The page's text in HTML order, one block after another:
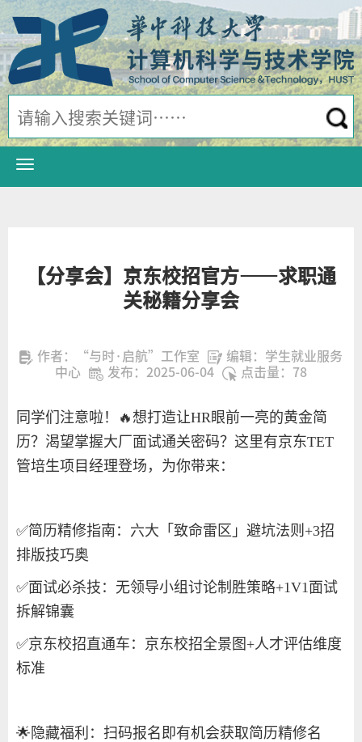
【分享会】京东校招官方——求职通
关秘籍分享会
作者：“与时·启航”工作室
编辑：学生就业服务
中心
发布：2025-06-04 点击量： 78
同学们注意啦！ 🔥想打造让HR眼前一亮的黄金简
历？渴望掌握大厂面试通关密码？这里有京东TET
管培生项目经理登场，为你带来：
✅简历精修指南：六大「致命雷区」避坑法则 +3招
排版技巧奥
✅面试必杀技：无领导小组讨论制胜策略+1V1 面试
拆解锦囊
✅京东校招直通车：京东校招全景图 +人才评估维度
标准
🌟 隐藏福利：扫码报名即有机会获取简历精修名